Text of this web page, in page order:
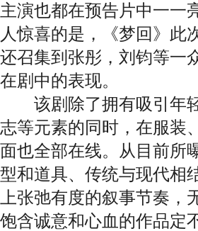
主演也都在预告片中一一
人惊喜的是，《梦回》此
还召集到张彤，刘钧等一
在剧中的表现。
该剧除了拥有吸引年轻
志等元素的同时，在服装
面也全部在线。从目前所
型和道具、传统与现代相
上张弛有度的叙事节奏
饱含诚意和心血的作品定